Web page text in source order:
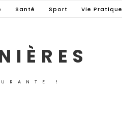
Santé Sport Vie Pratique
!